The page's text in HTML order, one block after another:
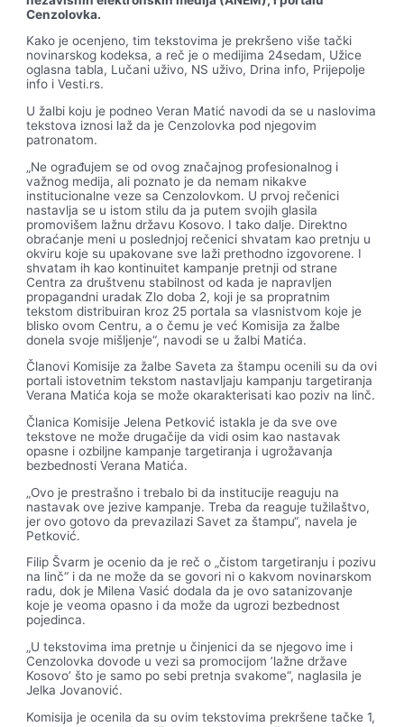
Cenzolovka.
Kako je ocenjeno, tim tekstovima je prekršeno više tački
novinarskog kodeksa, a reč je o medijima 24sedam, Užice
oglasna tabla, Lučani uživo, NS uživo, Drina info, Prijepolje
info i Vesti.rs.
U žalbi koju je podneo Veran Matić navodi da se u naslovima
tekstova iznosi laž da je Cenzolovka pod njegovim
patronatom.
„Ne ograđujem se od ovog značajnog profesionalnog i
važnog medija, ali poznato je da nemam nikakve
institucionalne veze sa Cenzolovkom. U prvoj rečenici
nastavlja se u istom stilu da ja putem svojih glasila
promovišem lažnu državu Kosovo. I tako dalje. Direktno
obraćanje meni u poslednjoj rečenici shvatam kao pretnju u
okviru koje su upakovane sve laži prethodno izgovorene. I
shvatam ih kao kontinuitet kampanje pretnji od strane
Centra za društvenu stabilnost od kada je napravljen
propagandni uradak Zlo doba 2, koji je sa propratnim
tekstom distribuiran kroz 25 portala sa vlasnistvom koje je
blisko ovom Centru, a o čemu je već Komisija za žalbe
donela svoje mišljenje“, navodi se u žalbi Matića.
Članovi Komisije za žalbe Saveta za štampu ocenili su da ovi
portali istovetnim tekstom nastavljaju kampanju targetiranja
Verana Matića koja se može okarakterisati kao poziv na linč.
Članica Komisije Jelena Petković istakla je da sve ove
tekstove ne može drugačije da vidi osim kao nastavak
opasne i ozbiljne kampanje targetiranja i ugrožavanja
bezbednosti Verana Matića.
„Ovo je prestrašno i trebalo bi da institucije reaguju na
nastavak ove jezive kampanje. Treba da reaguje tužilaštvo,
jer ovo gotovo da prevazilazi Savet za štampu“, navela je
Petković.
Filip Švarm je ocenio da je reč o „čistom targetiranju i pozivu
na linč“ i da ne može da se govori ni o kakvom novinarskom
radu, dok je Milena Vasić dodala da je ovo satanizovanje
koje je veoma opasno i da može da ugrozi bezbednost
pojedinca.
„U tekstovima ima pretnje u činjenici da se njegovo ime i
Cenzolovka dovode u vezi sa promocijom ’lažne države
Kosovo’ što je samo po sebi pretnja svakome“, naglasila je
Jelka Jovanović.
Komisija je ocenila da su ovim tekstovima prekršеne tačke 1,